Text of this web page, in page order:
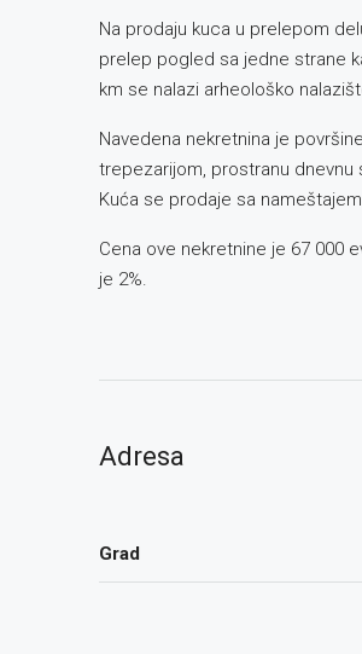
Na prodaju kuca u prelepom
prelep pogled sa jedne strane
km se nalazi arheološko
Navedena nekretnina je
trepezarijom, prostranu dnevnu
Kuća se prodaje sa
Cena ove nekretnine je 67 000
je 2%.
Adresa
Grad